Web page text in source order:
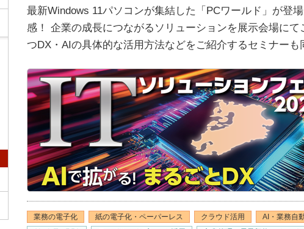
最新Windows 11パソコンが集結した「PCワールド」が登
感！ 企業の成長につながるソリューションを展示会場に
つDX・AIの具体的な活用方法などをご紹介するセミナーも
業務の電子化 紙の電子化・ペーパーレス クラウド活用 AI・業務自